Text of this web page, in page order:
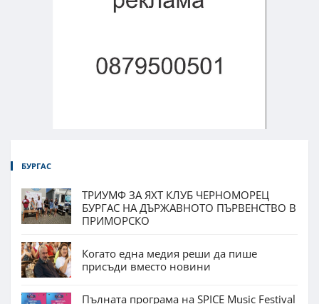
БУРГАС
ТРИУМФ ЗА ЯХТ КЛУБ ЧЕРНОМОРЕЦ
БУРГАС НА ДЪРЖАВНОТО ПЪРВЕНСТВО В
ПРИМОРСКО
Когато една медия реши да пише
присъди вместо новини
Пълната програма на SPICE Music Festival